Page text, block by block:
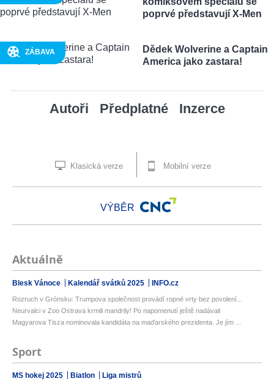
poprvé představují X-Men
ZÁBAVA
Dědek Wolverine a Captain
America jako zastara!
Autoři Předplatné Inzerce
Klasická verze Mobilní verze
VÝBĚR
Aktuálně
Blesk Vánoce Kalendář svátků 2025 INFO.cz
Rozruch v Grónsku: Trumpova společnost provádí ropné vrty bez povolení...
Neurvalci v Zoo Ostrava krmili mandrily! Po napomenutí ještě nadávali
Magyarova Tisza nominovala kandidáta na maďarského prezidenta. Je jím ...
Sport
MS hokej 2025 Biatlon Liga mistrů